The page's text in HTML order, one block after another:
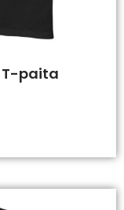
T-paita